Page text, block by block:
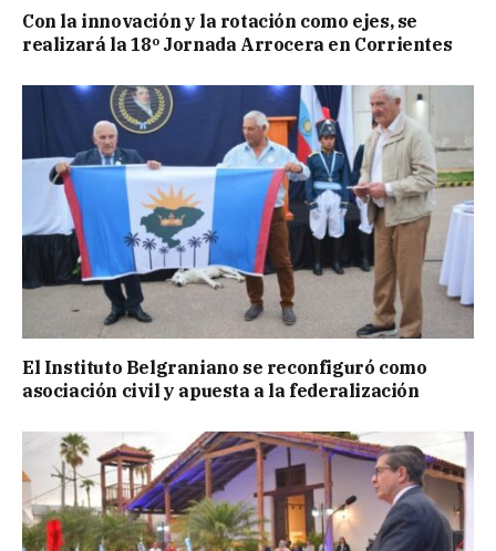
Con la innovación y la rotación como ejes, se
realizará la 18º Jornada Arrocera en Corrientes
El Instituto Belgraniano se reconfiguró como
asociación civil y apuesta a la federalización